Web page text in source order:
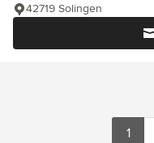
42719 Solingen
1